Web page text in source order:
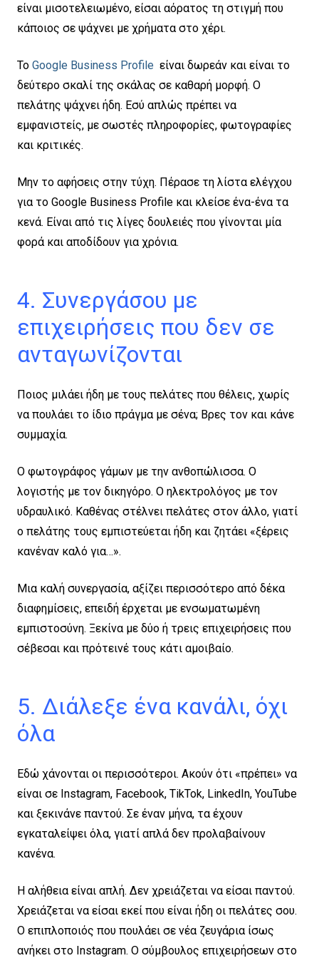
είναι μισοτελειωμένο, είσαι αόρατος τη στιγμή που
κάποιος σε ψάχνει με χρήματα στο χέρι.
Το Google Business Profile είναι δωρεάν και είναι το
δεύτερο σκαλί της σκάλας σε καθαρή μορφή. Ο
πελάτης ψάχνει ήδη. Εσύ απλώς πρέπει να
εμφανιστείς, με σωστές πληροφορίες, φωτογραφίες
και κριτικές.
Μην το αφήσεις στην τύχη. Πέρασε τη λίστα ελέγχου
για το Google Business Profile και κλείσε ένα-ένα τα
κενά. Είναι από τις λίγες δουλειές που γίνονται μία
φορά και αποδίδουν για χρόνια.
4. Συνεργάσου με
επιχειρήσεις που δεν σε
ανταγωνίζονται
Ποιος μιλάει ήδη με τους πελάτες που θέλεις, χωρίς
να πουλάει το ίδιο πράγμα με σένα; Βρες τον και κάνε
συμμαχία.
Ο φωτογράφος γάμων με την ανθοπώλισσα. Ο
λογιστής με τον δικηγόρο. Ο ηλεκτρολόγος με τον
υδραυλικό. Καθένας στέλνει πελάτες στον άλλο, γιατί
ο πελάτης τους εμπιστεύεται ήδη και ζητάει «ξέρεις
κανέναν καλό για…».
Μια καλή συνεργασία, αξίζει περισσότερο από δέκα
διαφημίσεις, επειδή έρχεται με ενσωματωμένη
εμπιστοσύνη. Ξεκίνα με δύο ή τρεις επιχειρήσεις που
σέβεσαι και πρότεινέ τους κάτι αμοιβαίο.
5. Διάλεξε ένα κανάλι, όχι
όλα
Εδώ χάνονται οι περισσότεροι. Ακούν ότι «πρέπει» να
είναι σε Instagram, Facebook, TikTok, LinkedIn, YouTube
και ξεκινάνε παντού. Σε έναν μήνα, τα έχουν
εγκαταλείψει όλα, γιατί απλά δεν προλαβαίνουν
κανένα.
Η αλήθεια είναι απλή. Δεν χρειάζεται να είσαι παντού.
Χρειάζεται να είσαι εκεί που είναι ήδη οι πελάτες σου.
Ο επιπλοποιός που πουλάει σε νέα ζευγάρια ίσως
ανήκει στο Instagram. Ο σύμβουλος επιχειρήσεων στο